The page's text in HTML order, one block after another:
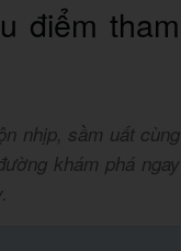
điểm tham
nhịp, sầm uất cùng
khám phá ngay